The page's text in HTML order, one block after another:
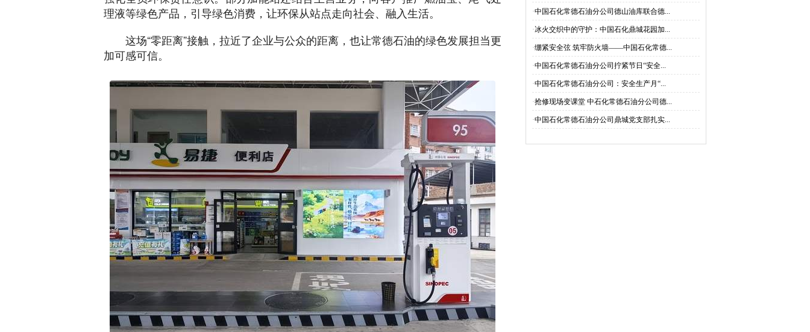
理液等绿色产品，引导绿色消费，让环保从站点走向社会、融入生活。
这场“零距离”接触，拉近了企业与公众的距离，也让常德石油的绿色发展担当更
加可感可信。
·中国石化常德石油分公司德山油库联合德...
·冰火交织中的守护：中国石化鼎城花园加...
·绷紧安全弦 筑牢防火墙——中国石化常德...
·中国石化常德石油分公司拧紧节日“安全...
·中国石化常德石油分公司：安全生产月“...
·抢修现场变课堂 中石化常德石油分公司德...
·中国石化常德石油分公司鼎城党支部扎实...